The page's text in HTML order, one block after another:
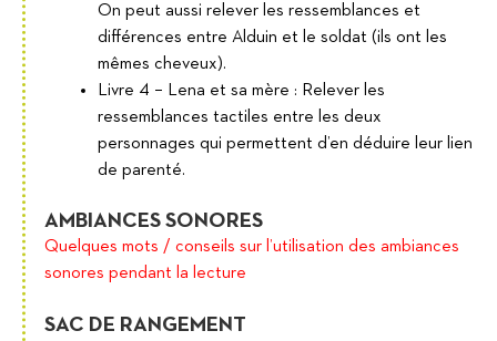
On peut aussi relever les ressemblances et
différences entre Alduin et le soldat (ils ont les
mêmes cheveux).
Livre 4 – Lena et sa mère : Relever les
ressemblances tactiles entre les deux
personnages qui permettent d’en déduire leur lien
de parenté.
AMBIANCES SONORES
Quelques mots / conseils sur l’utilisation des ambiances
sonores pendant la lecture
SAC DE RANGEMENT